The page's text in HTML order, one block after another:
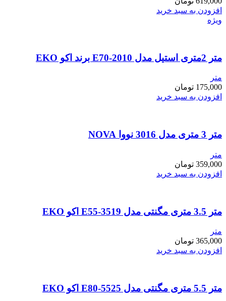
افزودن به سبد خرید
ویژه
متر 2متری استیل مدل E70-2010 برند اکو EKO
متر
175,000 تومان
افزودن به سبد خرید
متر 3 متری مدل 3016 نووا NOVA
متر
359,000 تومان
افزودن به سبد خرید
متر 3.5 متری مگنتی مدل E55-3519 اکو EKO
متر
365,000 تومان
افزودن به سبد خرید
متر 5.5 متری مگنتی مدل E80-5525 اکو EKO